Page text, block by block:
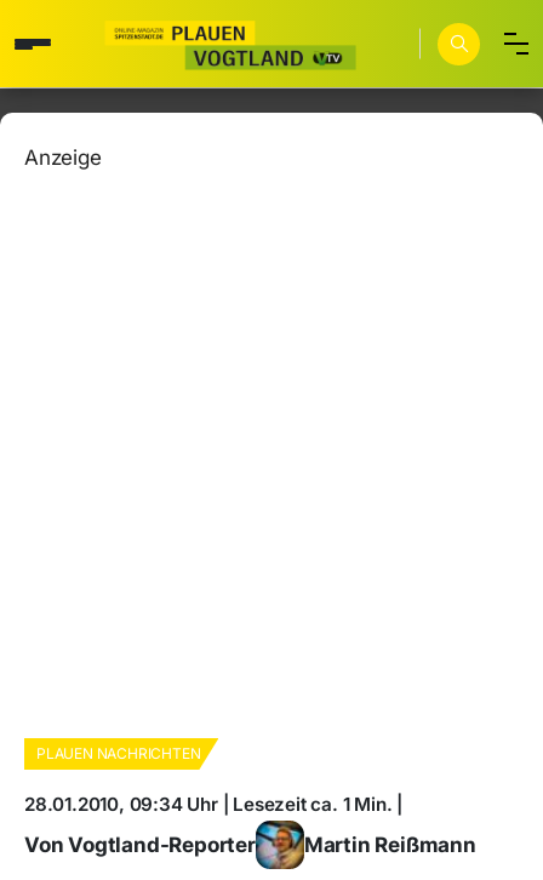
Anzeige
PLAUEN NACHRICHTEN
28.01.2010, 09:34 Uhr | Lesezeit ca. 1 Min. |
Von Vogtland-Reporter Martin Reißmann